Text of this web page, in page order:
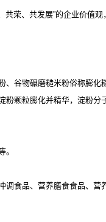
荣、共发展”的企业价值
谷物碾磨糙米粉俗称膨
颗粒膨化并精华，淀粉
。
食品、营养膳食食品、